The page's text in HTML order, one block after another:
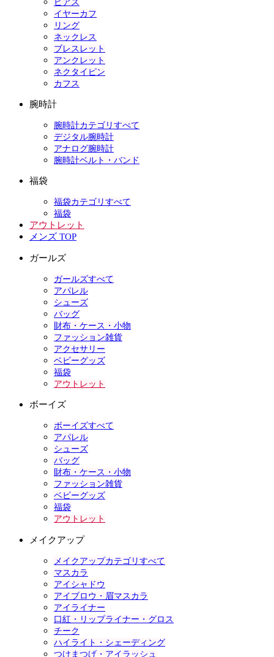
ピアス
イヤーカフ
リング
ネックレス
ブレスレット
アンクレット
ネクタイピン
カフス
腕時計
腕時計カテゴリすべて
デジタル腕時計
アナログ腕時計
腕時計ベルト・バンド
福袋
福袋カテゴリすべて
福袋
アウトレット
メンズ TOP
ガールズ
ガールズすべて
アパレル
シューズ
バッグ
財布・ケース・小物
ファッション雑貨
アクセサリー
ベビーグッズ
福袋
アウトレット
ボーイズ
ボーイズすべて
アパレル
シューズ
バッグ
財布・ケース・小物
ファッション雑貨
ベビーグッズ
福袋
アウトレット
メイクアップ
メイクアップカテゴリすべて
マスカラ
アイシャドウ
アイブロウ・眉マスカラ
アイライナー
口紅・リップライナー・グロス
チーク
ハイライト・シェーディング
つけまつげ・アイラッシュ